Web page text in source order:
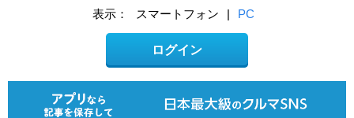
表示： スマートフォン | PC
ログイン